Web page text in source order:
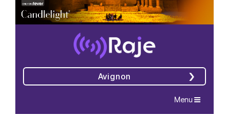
Avignon
Navigation
Menu